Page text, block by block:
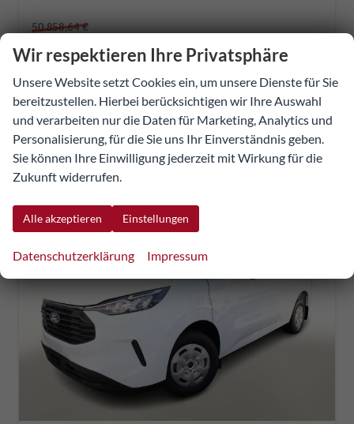
50.858,64 €
44.953,19 €
UVP:56.459,50 €
inkl. NoVA
Details
Verbrauch kombiniert:
7,30 l/100km
CO -Klasse:G
CO2 -Emissionen:191,00 g/km
Wir respektieren Ihre Privatsphäre
Unsere Website setzt Cookies ein, um unsere Dienste für Sie
bereitzustellen. Hierbei berücksichtigen wir Ihre Auswahl
und verarbeiten nur die Daten für Marketing, Analytics und
Personalisierung, für die Sie uns Ihr Einverständnis geben.
Sie können Ihre Einwilligung jederzeit mit Wirkung für die
Zukunft widerrufen.
Alle akzeptieren Einstellungen
Datenschutzerklärung Impressum